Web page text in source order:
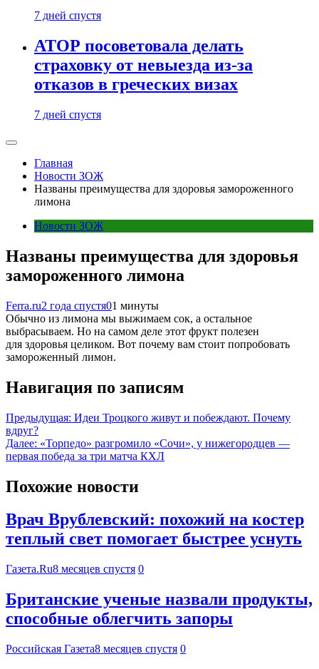
7 дней спустя
АТОР посоветовала делать
страховку от невыезда из-за
отказов в греческих визах
7 дней спустя
Главная
Новости ЗОЖ
Названы преимущества для здоровья замороженного
лимона
Новости ЗОЖ
Названы преимущества для здоровья
замороженного лимона
Ferra.ru2 года спустя01 минуты
Обычно из лимона мы выжимаем сок, а остальное
выбрасываем. Но на самом деле этот фрукт полезен
для здоровья целиком. Вот почему вам стоит попробовать
замороженный лимон.
Навигация по записям
Предыдущая: Идеи Троцкого живут и побеждают. Почему
вдруг?
Далее: «Торпедо» разгромило «Сочи», у нижегородцев —
первая победа за три матча КХЛ
Похожие новости
Врач Врублевский: похожий на костер
теплый свет помогает быстрее уснуть
Газета.Ru8 месяцев спустя 0
Британские ученые назвали продукты,
способные облегчить запоры
Российская Газета8 месяцев спустя 0